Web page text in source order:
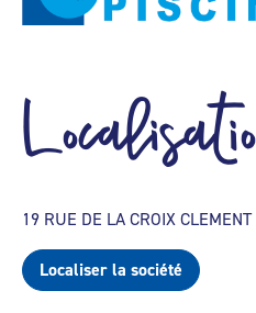
19 RUE DE LA CROIX
Localiser la société